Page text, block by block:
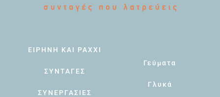
ΕΙΡΗΝΗ ΚΑΙ PAXXI
ΣΥΝΤΑΓΕΣ
ΣΥΝΕΡΓΑΣΙΕΣ
Γεύματα
Γλυκά